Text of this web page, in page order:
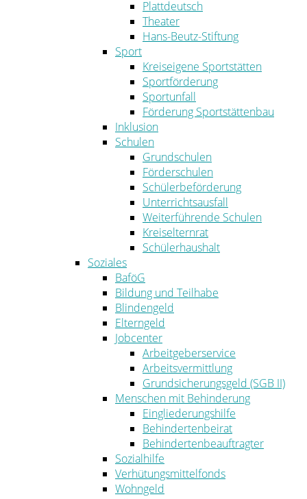
Plattdeutsch
Theater
Hans-Beutz-Stiftung
Sport
Kreiseigene Sportstätten
Sportförderung
Sportunfall
Förderung Sportstättenbau
Inklusion
Schulen
Grundschulen
Förderschulen
Schülerbeförderung
Unterrichtsausfall
Weiterführende Schulen
Kreiselternrat
Schülerhaushalt
Soziales
BaföG
Bildung und Teilhabe
Blindengeld
Elterngeld
Jobcenter
Arbeitgeberservice
Arbeitsvermittlung
Grundsicherungsgeld (SGB II)
Menschen mit Behinderung
Eingliederungshilfe
Behindertenbeirat
Behindertenbeauftragter
Sozialhilfe
Verhütungsmittelfonds
Wohngeld